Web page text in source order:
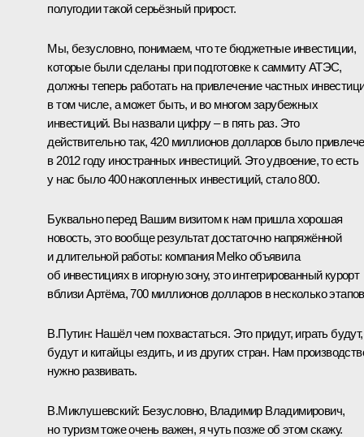
полугодии такой серьёзный прирост.
Мы, безусловно, понимаем, что те бюджетные инвестиции,
которые были сделаны при подготовке к саммиту АТЭС,
должны теперь работать на привлечение частных
в том числе, а может быть, и во многом зарубежных
инвестиций. Вы назвали цифру – в пять раз. Это
действительно так, 420 миллионов долларов было
в 2012 году иностранных инвестиций. Это удвоение, то есть
у нас было 400 накопленных инвестиций, стало 800.
Буквально перед Вашим визитом к нам пришла хорошая
новость, это вообще результат достаточно напряжённой
и длительной работы: компания Melko объявила
об инвестициях в игорную зону, это интегрированный курорт
вблизи Артёма, 700 миллионов долларов в несколько
В.Путин: Нашёл чем похвастаться. Это придут, играть будут,
будут и китайцы ездить, и из других стран. Нам
нужно развивать.
В.Миклушевский: Безусловно, Владимир Владимирович,
но туризм тоже очень важен, я чуть позже об этом скажу.